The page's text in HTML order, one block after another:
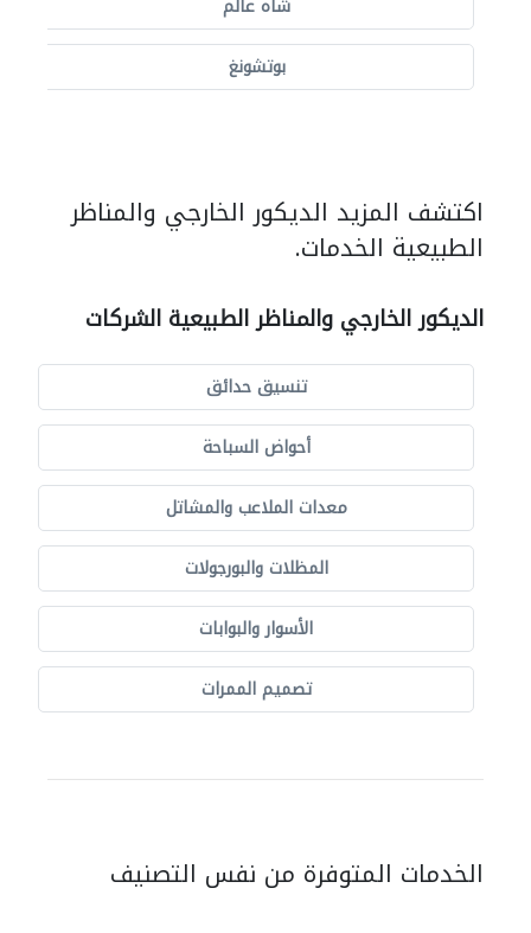
شاه عالم
بوتشونغ
اكتشف المزيد الديكور الخارجي والمناظر
الطبيعية الخدمات.
الديكور الخارجي والمناظر الطبيعية الشركات
تنسيق حدائق
أحواض السباحة
معدات الملاعب والمشاتل
المظلات والبورجولات
الأسوار والبوابات
تصميم الممرات
الخدمات المتوفرة من نفس التصنيف